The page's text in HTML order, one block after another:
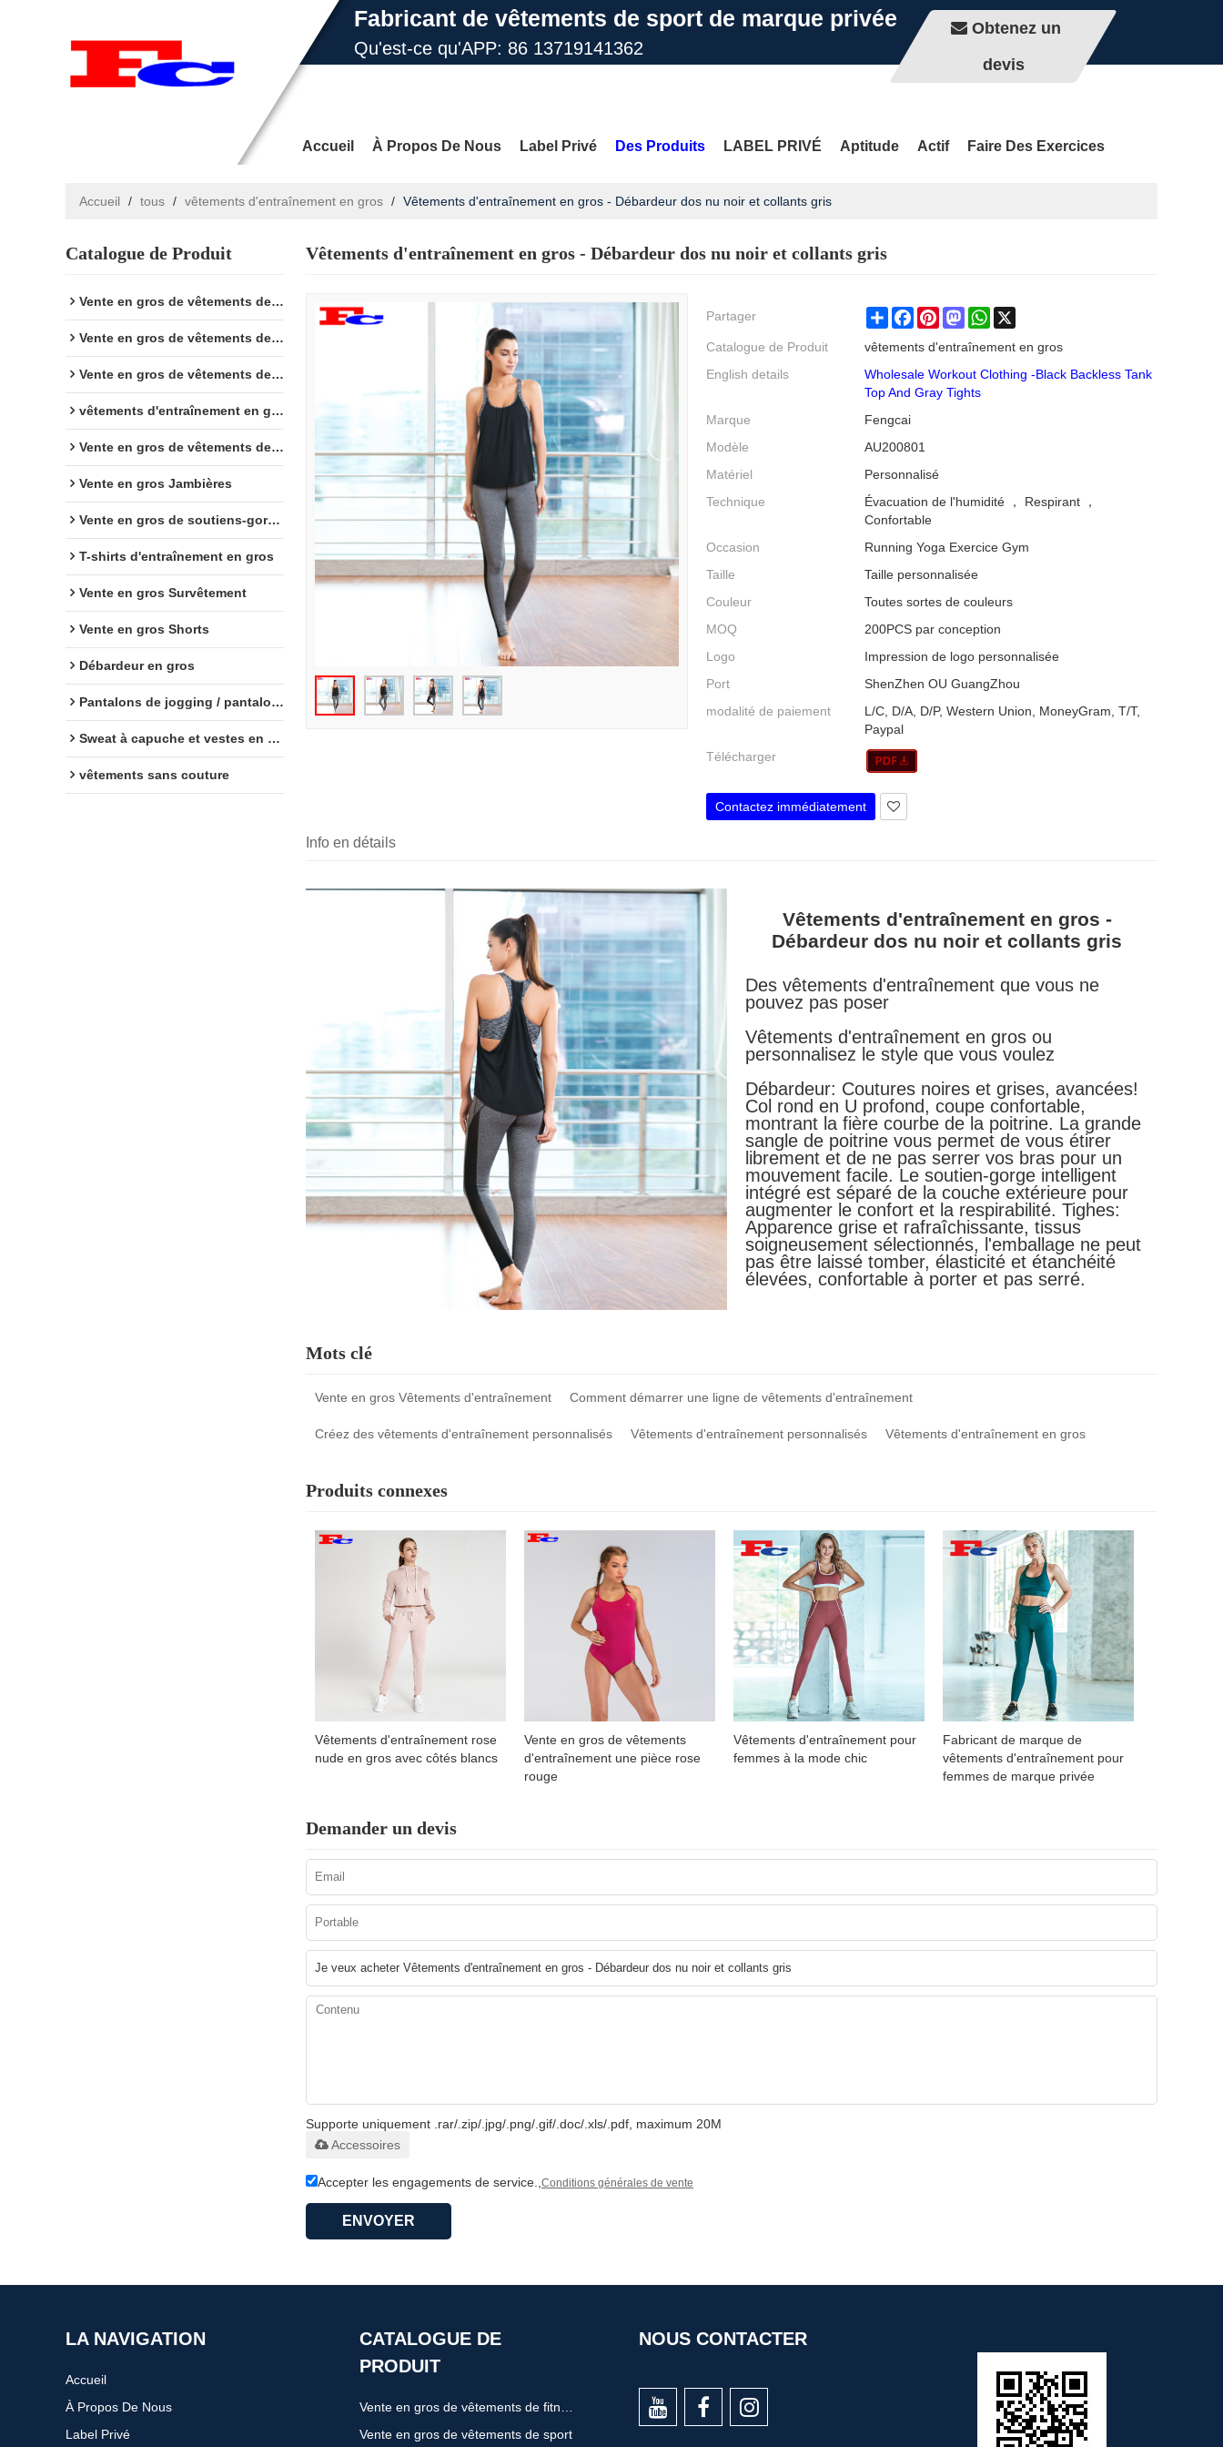
Fabricant de vêtements de sport de marque privée
Qu'est-ce qu'APP: 86 13719141362
Obtenez un
devis
Accueil À Propos De Nous Label Privé Des Produits LABEL PRIVÉ Aptitude Actif Faire Des Exercices
Yoga Nouvelles Nous Contacter FAQ PLUS DE SITES
Accueil / tous / vêtements d'entraînement en gros / Vêtements d'entraînement en gros - Débardeur dos nu noir et collants gris
Catalogue de Produit
Vente en gros de vêtements de fitness
Vente en gros de vêtements de sport
Vente en gros de vêtements de yoga
vêtements d'entraînement en gros
Vente en gros de vêtements de sport
Vente en gros Jambières
Vente en gros de soutiens-gorge de sport
T-shirts d'entraînement en gros
Vente en gros Survêtement
Vente en gros Shorts
Débardeur en gros
Pantalons de jogging / pantalons de survêtement en gros
Sweat à capuche et vestes en gros
vêtements sans couture
Vêtements d'entraînement en gros - Débardeur dos nu noir et collants gris
Partager ShareFacebookPinterestMastodonWhatsApp
Catalogue de Produit
vêtements d'entraînement en gros
English details
Wholesale Workout Clothing -Black Backless Tank
Top And Gray Tights
Marque
Fengcai
Modèle
AU200801
Matériel
Personnalisé
Technique
Évacuation de l'humidité ， Respirant ，
Confortable
Occasion
Running Yoga Exercice Gym
Taille
Taille personnalisée
Couleur
Toutes sortes de couleurs
MOQ
200PCS par conception
Logo
Impression de logo personnalisée
Port
ShenZhen OU GuangZhou
modalité de paiement
L/C, D/A, D/P, Western Union, MoneyGram, T/T,
Paypal
Télécharger
Contactez immédiatement
Info en détails
Vêtements d'entraînement en gros -
Débardeur dos nu noir et collants gris
Des vêtements d'entraînement que vous ne
pouvez pas poser
Vêtements d'entraînement en gros ou
personnalisez le style que vous voulez
Débardeur: Coutures noires et grises, avancées!
Col rond en U profond, coupe confortable,
montrant la fière courbe de la poitrine. La grande
sangle de poitrine vous permet de vous étirer
librement et de ne pas serrer vos bras pour un
mouvement facile. Le soutien-gorge intelligent
intégré est séparé de la couche extérieure pour
augmenter le confort et la respirabilité. Tighes:
Apparence grise et rafraîchissante, tissus
soigneusement sélectionnés, l'emballage ne peut
pas être laissé tomber, élasticité et étanchéité
élevées, confortable à porter et pas serré.
Mots clé
Vente en gros Vêtements d'entraînement Comment démarrer une ligne de vêtements d'entraînement
Créez des vêtements d'entraînement personnalisés Vêtements d'entraînement personnalisés Vêtements d'entraînement en gros
Produits connexes
Vêtements d'entraînement rose
nude en gros avec côtés blancs
Vente en gros de vêtements
d'entraînement une pièce rose
rouge
Vêtements d'entraînement pour
femmes à la mode chic
Fabricant de marque de
vêtements d'entraînement pour
femmes de marque privée
Demander un devis
Supporte uniquement .rar/.zip/.jpg/.png/.gif/.doc/.xls/.pdf, maximum 20M
Accessoires
Accepter les engagements de service., Conditions générales de vente
ENVOYER
LA NAVIGATION
Accueil
À Propos De Nous
Label Privé
CATALOGUE DE
PRODUIT
Vente en gros de vêtements de sport
NOUS CONTACTER